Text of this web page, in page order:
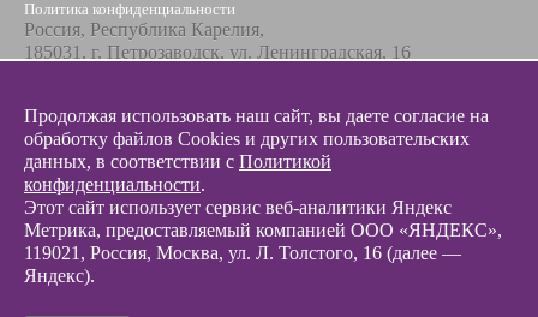
Политика конфиденциальности
Россия, Республика Карелия,
185031, г. Петрозаводск, ул. Ленинградская, 16
+7 8142 67-23-67
Эл. почта
info@glazunovcons.ru
© 2012 - 2026 Разработка и поддержка сайта ООО «
Продолжая использовать наш сайт, вы даете согласие на
обработку файлов Cookies и других пользовательских
данных, в соответствии с Политикой
конфиденциальности.
Этот сайт использует сервис веб-аналитики Яндекс
Метрика, предоставляемый компанией ООО «ЯНДЕКС»,
119021, Россия, Москва, ул. Л. Толстого, 16 (далее —
Яндекс).